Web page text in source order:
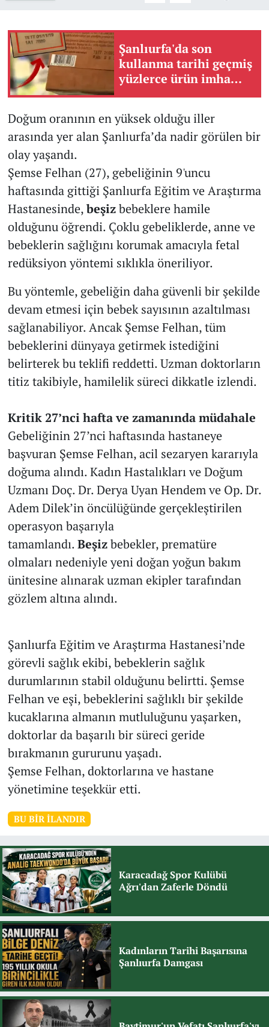
Şanlıurfa'da son
kullanma tarihi geçmiş
yüzlerce ürün imha
edildi
Doğum oranının en yüksek olduğu iller
arasında yer alan Şanlıurfa’da nadir görülen bir
olay yaşandı.
Şemse Felhan (27), gebeliğinin 9'uncu
haftasında gittiği Şanlıurfa Eğitim ve Araştırma
Hastanesinde,beşizbebeklere hamile
olduğunu öğrendi. Çoklu gebeliklerde, anne ve
bebeklerin sağlığını korumak amacıyla fetal
redüksiyon yöntemi sıklıkla öneriliyor.
Bu yöntemle, gebeliğin daha güvenli bir şekilde
devam etmesi için bebek sayısının azaltılması
sağlanabiliyor. Ancak Şemse Felhan, tüm
bebeklerini dünyaya getirmek istediğini
belirterek bu teklifi reddetti. Uzman doktorların
titiz takibiyle, hamilelik süreci dikkatle izlendi.
Kritik 27’nci hafta ve zamanında müdahale
Gebeliğinin 27’nci haftasında hastaneye
başvuran Şemse Felhan, acil sezaryen kararıyla
doğuma alındı. Kadın Hastalıkları ve Doğum
Uzmanı Doç. Dr. Derya Uyan Hendem ve Op. Dr.
Adem Dilek’in öncülüğünde gerçekleştirilen
operasyon başarıyla
tamamlandı. Beşizbebekler, prematüre
olmaları nedeniyle yeni doğan yoğun bakım
ünitesine alınarak uzman ekipler tarafından
gözlem altına alındı.
Şanlıurfa Eğitim ve Araştırma Hastanesi’nde
görevli sağlık ekibi, bebeklerin sağlık
durumlarının stabil olduğunu belirtti. Şemse
Felhan ve eşi, bebeklerini sağlıklı bir şekilde
kucaklarına almanın mutluluğunu yaşarken,
doktorlar da başarılı bir süreci geride
bırakmanın gururunu yaşadı.
Şemse Felhan, doktorlarına ve hastane
yönetimine teşekkür etti.
BU BIR İLANDIR
Karacadağ Spor Kulübü
Ağrı'dan Zaferle Döndü
Kadınların Tarihi Başarısına
Şanlıurfa Damgası